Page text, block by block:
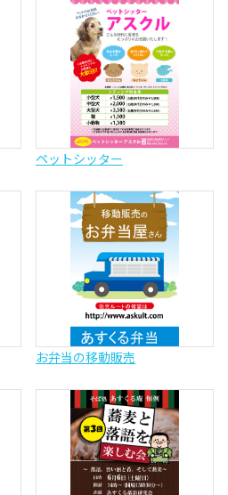
ペットシッター
お弁当の移動販売